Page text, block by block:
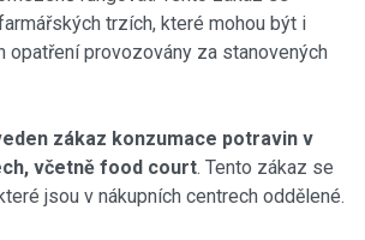
trzích, které mohou být i
opatření provozovány za stanovených
zákaz konzumace potravin v
včetně food court. Tento zákaz se
jsou v nákupních centrech oddělené.